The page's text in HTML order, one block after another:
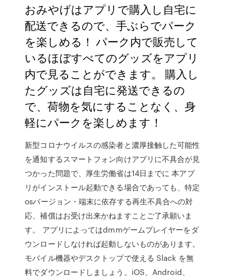
おみやげはアプリで購入し自宅に
配送できるので、手ぶらでパーク
を楽しめる！ パーク内で販売して
いるほぼすべてのグッズをアプリ
内で見ることができます。 購入し
たグッズは自宅に発送できるの
で、荷物を気にすることなく、身
軽にパークを楽しめます！
新型コロナウイルスの感染者と濃厚接触した可能性
を通知するスマートフォン向けアプリに不具合が見
つかった問題で、厚生労働省は14日までに 本アプ
リがインストール起動できる場合であっても、特定
osバージョン・端末に依存する再生不具合への対
応、補償はお受け出来かねますことご了承願いま
す。 アプリによってはdmmゲームプレイヤーをダ
ウンロードしなければ起動しないものがあります。
モバイル機器やデスクトップで使える Slack を無
料でダウンロードしましょう。iOS、Android、